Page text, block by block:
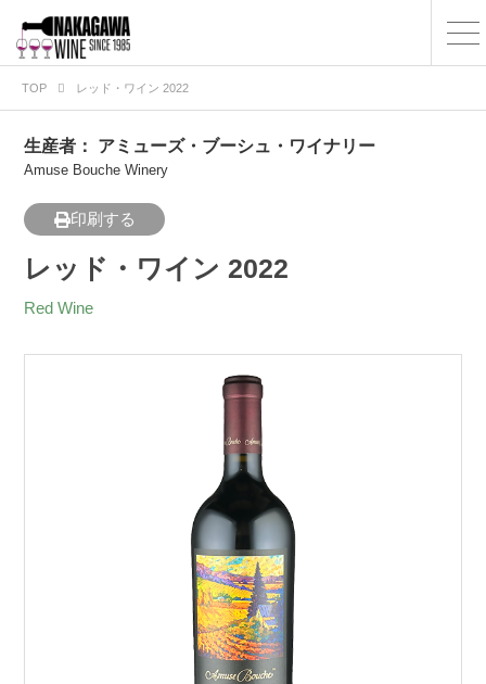
TOP レッド・ワイン 2022
生産者： アミューズ・ブーシュ・ワイナリー
Amuse Bouche Winery
印刷する
レッド・ワイン 2022
Red Wine